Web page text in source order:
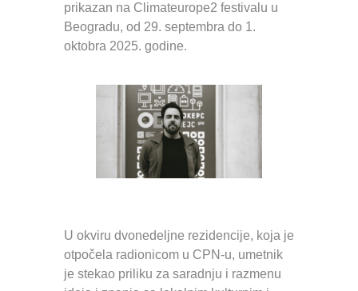
prikazan na Climateurope2 festivalu u
Beogradu, od 29. septembra do 1.
oktobra 2025. godine.
U okviru dvonedeljne rezidencije, koja je
otpočela radionicom u CPN-u, umetnik
je stekao priliku za saradnju i razmenu